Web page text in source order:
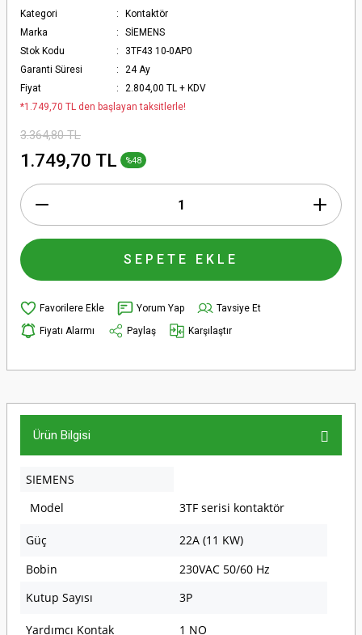
Kategori
Kontaktör
Marka
SİEMENS
Stok Kodu
3TF43 10-0AP0
Garanti Süresi
24 Ay
Fiyat
2.804,00 TL + KDV
*1.749,70 TL den başlayan taksitlerle!
3.364,80 TL
1.749,70 TL %48
SEPETE EKLE
Yorum Yap
Tavsiye Et
Fiyatı Alarmı
Paylaş Karşılaştır
Ürün Bilgisi
SIEMENS
Model
3TF serisi kontaktör
Güç
22A (11 KW)
Bobin
230VAC 50/60 Hz
Kutup Sayısı
3P
Yardımcı Kontak 1 NO